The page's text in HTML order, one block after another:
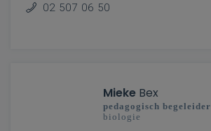
02 507 06 50
Mieke Bex
pedagogisch begeleider
biologie